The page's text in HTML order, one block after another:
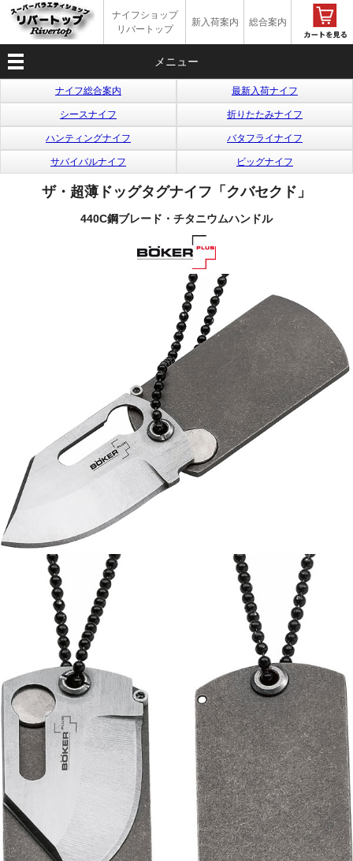
ナイフショップ
リバートップ
新入荷案内 総合案内
メニュー
ナイフ総合案内 最新入荷ナイフ
シースナイフ 折りたたみナイフ
ハンティングナイフ バタフライナイフ
サバイバルナイフ ビッグナイフ
ザ・超薄ドッグタグナイフ「クバセクド」
440C鋼ブレード・チタニウムハンドル